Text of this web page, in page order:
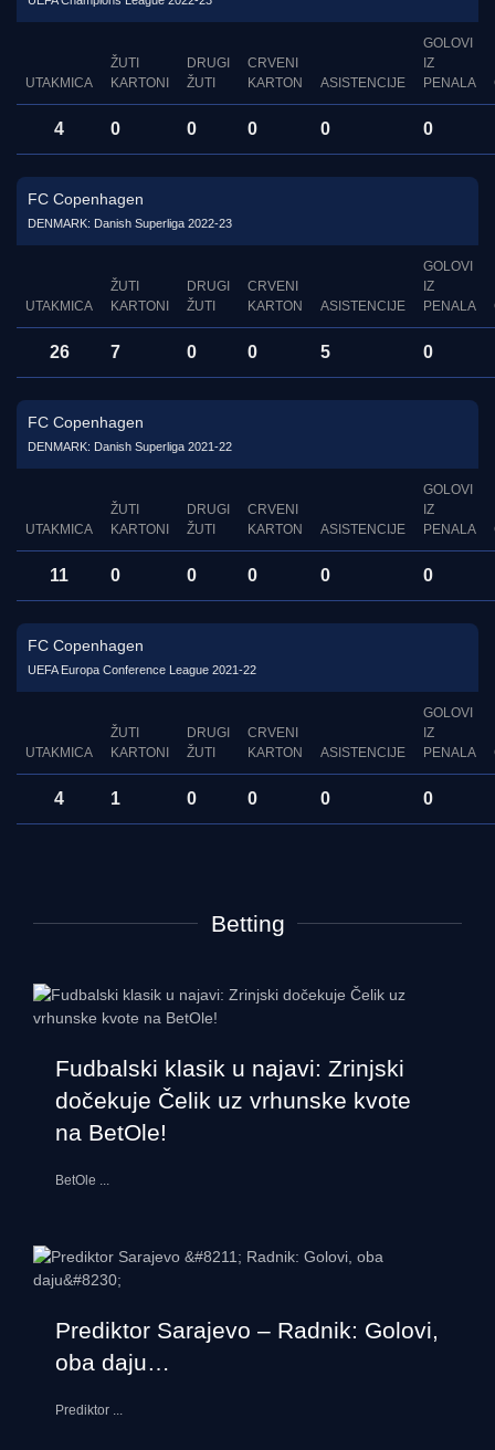
UTAKMICA
ŽUTI
KARTONI
DRUGI
ŽUTI
CRVENI
KARTON
ASISTENCIJE
GOLOVI
IZ
PENALA
4 0 0 0 0 0
FC Copenhagen
DENMARK: Danish Superliga 2022-23
UTAKMICA
ŽUTI
KARTONI
DRUGI
ŽUTI
CRVENI
KARTON
ASISTENCIJE
GOLOVI
IZ
PENALA
26 7 0 0 5 0
FC Copenhagen
DENMARK: Danish Superliga 2021-22
UTAKMICA
ŽUTI
KARTONI
DRUGI
ŽUTI
CRVENI
KARTON
ASISTENCIJE
GOLOVI
IZ
PENALA
11 0 0 0 0 0
FC Copenhagen
UEFA Europa Conference League 2021-22
UTAKMICA
ŽUTI
KARTONI
DRUGI
ŽUTI
CRVENI
KARTON
ASISTENCIJE
GOLOVI
IZ
PENALA
4 1 0 0 0 0
Betting
Fudbalski klasik u najavi: Zrinjski
dočekuje Čelik uz vrhunske kvote
na BetOle!
BetOle ...
Prediktor Sarajevo – Radnik: Golovi,
oba daju…
Prediktor ...